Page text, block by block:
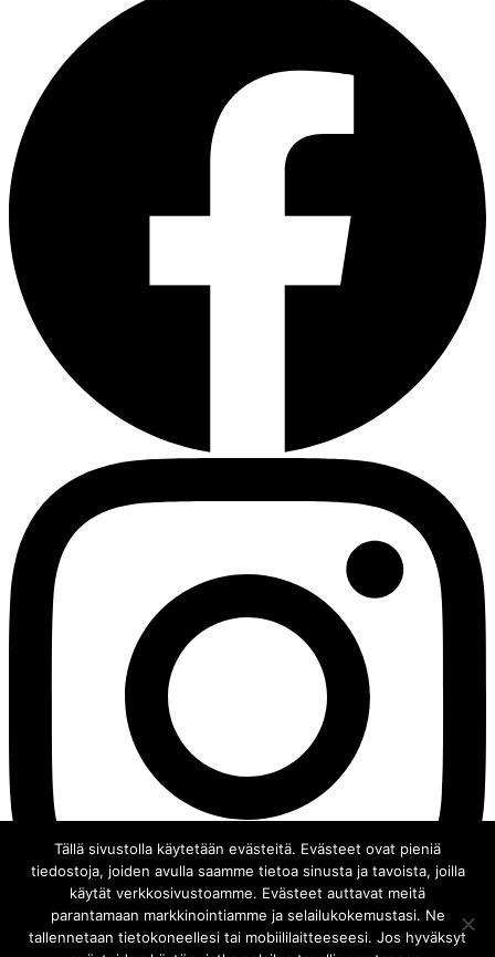
Tällä sivustolla käytetään evästeitä. Evästeet ovat pieniä
tiedostoja, joiden avulla saamme tietoa sinusta ja tavoista, joilla
käytät verkkosivustoamme. Evästeet auttavat meitä
parantamaan markkinointiamme ja selailukokemustasi. Ne
tallennetaan tietokoneellesi tai mobiililaitteeseesi. Jos hyväksyt